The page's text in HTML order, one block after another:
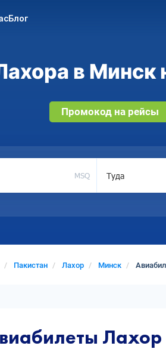
Блог
в Минск
Промокод на рейсы
MSQ Туда
Пакистан Лахор Минск